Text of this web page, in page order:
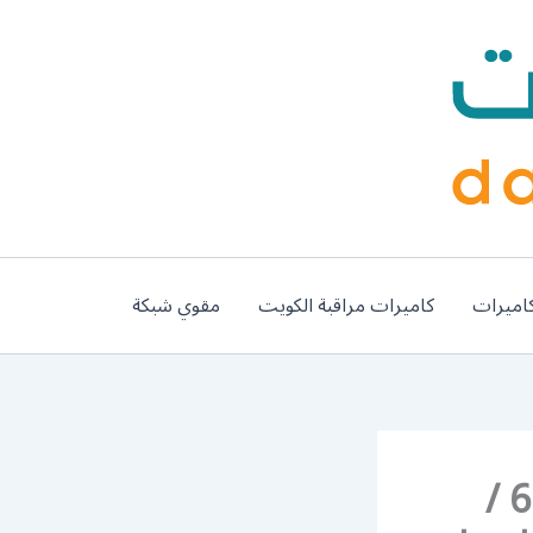
كاميرات مراقبة الكويت مقوي شبكة
فني تركيب سيراميك الفردوس / 66447375 /